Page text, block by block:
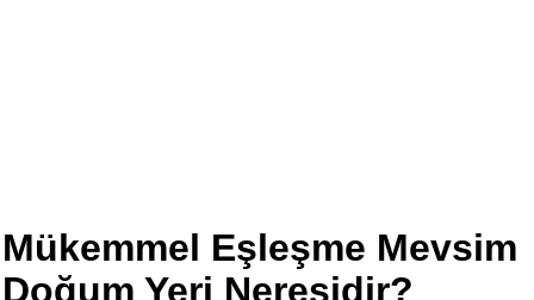
Mükemmel Eşleşme Mevsim
Doğum Yeri Neresidir?